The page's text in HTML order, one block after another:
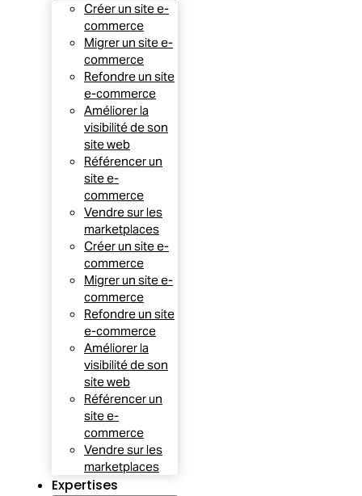
Créer un site e-
commerce
Migrer un site e-
commerce
Refondre un site
e-commerce
Améliorer la
visibilité de son
site web
Référencer un
site e-
commerce
Vendre sur les
marketplaces
Créer un site e-
commerce
Migrer un site e-
commerce
Refondre un site
e-commerce
Améliorer la
visibilité de son
site web
Référencer un
site e-
commerce
Vendre sur les
marketplaces
Expertises